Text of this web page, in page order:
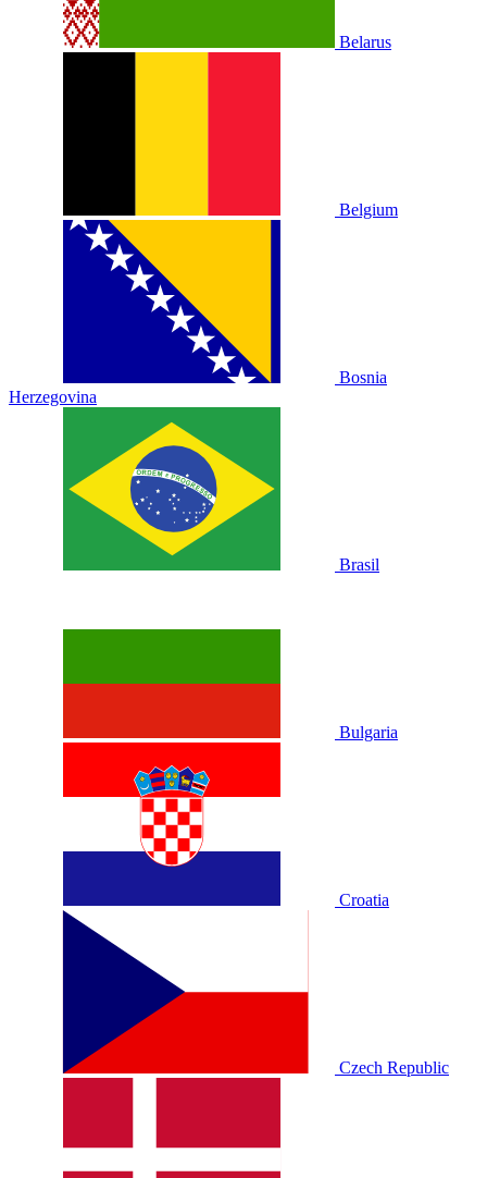
Belarus
Belgium
Bosnia
Herzegovina
Brasil
Bulgaria
Croatia
Czech Republic